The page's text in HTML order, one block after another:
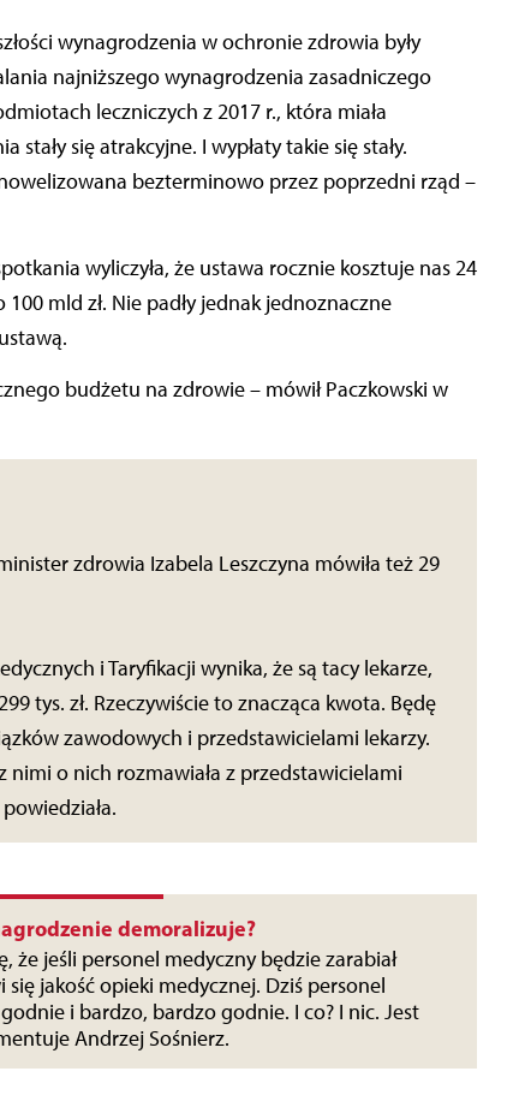
wynagrodzenia w ochronie zdrowia były
najniższego wynagrodzenia zasadniczego
leczniczych z 2017 r., która miała
się atrakcyjne. I wypłaty takie się stały.
bezterminowo przez poprzedni rząd –
wyliczyła, że ustawa rocznie kosztuje nas 24
mld zł. Nie padły jednak jednoznaczne
budżetu na zdrowie – mówił Paczkowski w
zdrowia Izabela Leszczyna mówiła też 29
i Taryfikacji wynika, że są tacy lekarze,
tys. zł. Rzeczywiście to znacząca kwota. Będę
zawodowych i przedstawicielami lekarzy.
nimi o nich rozmawiała z przedstawicielami
demoralizuje?
że jeśli personel medyczny będzie zarabiał
jakość opieki medycznej. Dziś personel
i bardzo, bardzo godnie. I co? I nic. Jest
Andrzej Sośnierz.